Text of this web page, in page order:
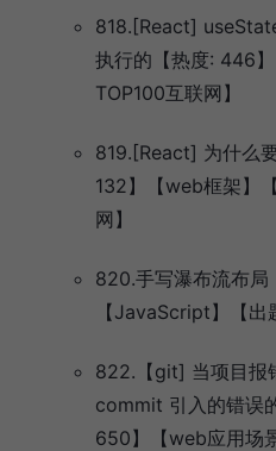
818.[React]
执行的【热度: 446
TOP100互联网】
819.[React] 为什么
132】【web框架】
网】
820.手写瀑布流布局
【JavaScript】【出
822.【git] 当项目报
commit 引入的错误
650】【web应用场